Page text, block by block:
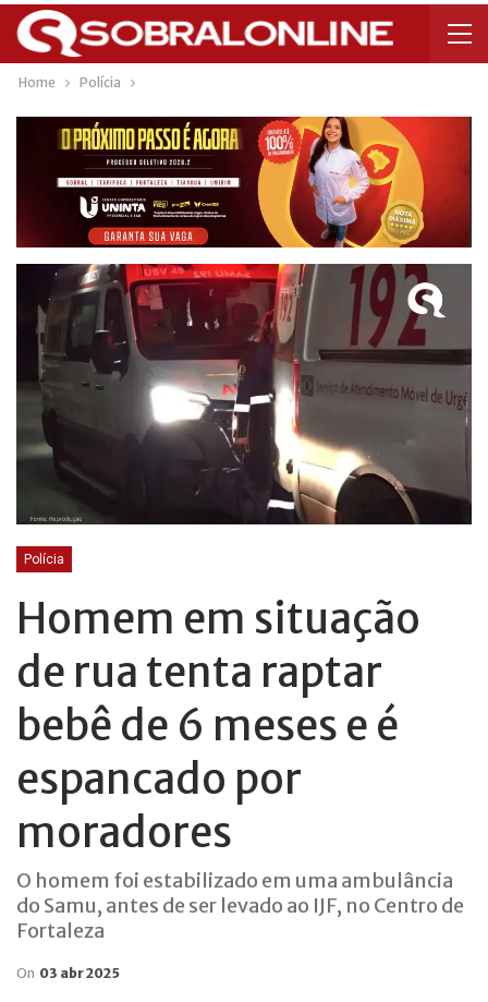
Home Polícia
Polícia
Homem em situação
de rua tenta raptar
bebê de 6 meses e é
espancado por
moradores
O homem foi estabilizado em uma ambulância
do Samu, antes de ser levado ao IJF, no Centro de
Fortaleza
On 03 abr 2025